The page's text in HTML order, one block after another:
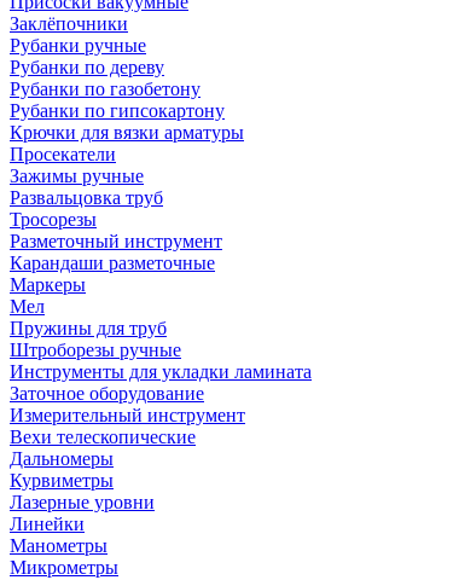
Заклёпочники
Рубанки ручные
Рубанки по дереву
Рубанки по газобетону
Рубанки по гипсокартону
Крючки для вязки арматуры
Просекатели
Зажимы ручные
Развальцовка труб
Тросорезы
Разметочный инструмент
Карандаши разметочные
Маркеры
Мел
Пружины для труб
Штроборезы ручные
Инструменты для укладки ламината
Заточное оборудование
Измерительный инструмент
Вехи телескопические
Дальномеры
Курвиметры
Лазерные уровни
Линейки
Манометры
Микрометры